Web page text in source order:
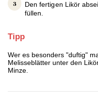
Den fertigen Likör
füllen.
Tipp
Wer es besonders "duftig"
Melisseblätter unter den
Minze.